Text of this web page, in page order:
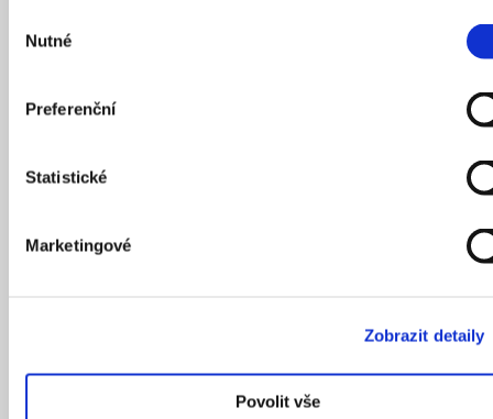
souhlasu
Nutné
Preferenční
Statistické
Marketingové
Zobrazit detaily
Povolit vše
CAMPPoint
Nuselský pivovar